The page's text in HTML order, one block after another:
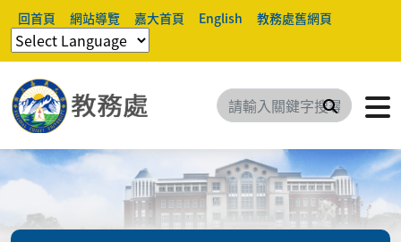
回首頁 網站導覽 嘉大首頁 English 教務處舊網頁
搜尋